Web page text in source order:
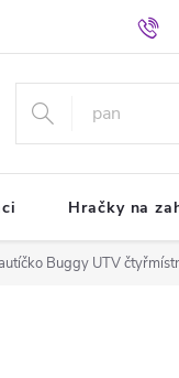
Hračky na
Buggy UTV